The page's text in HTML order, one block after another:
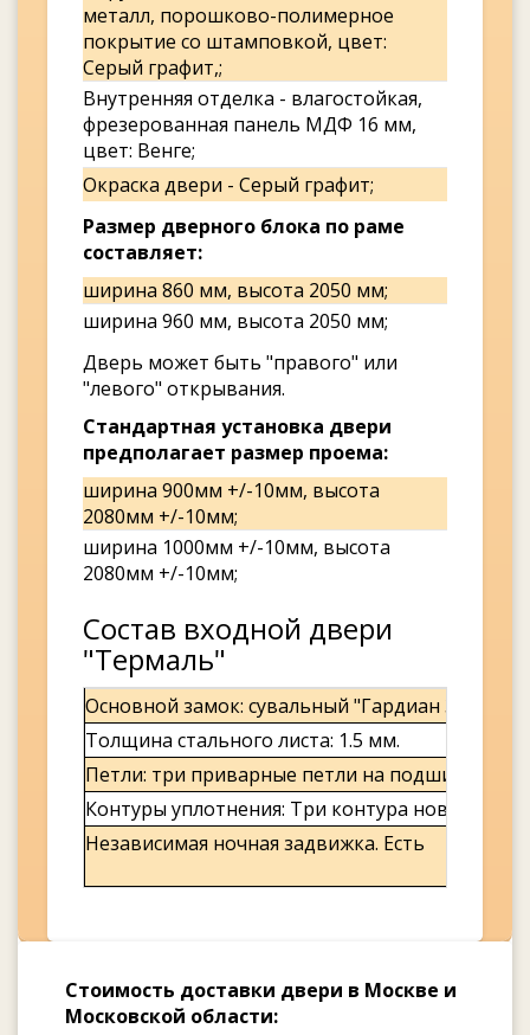
металл, порошково-полимерное
покрытие со штамповкой, цвет:
Серый графит,;
Внутренняя отделка - влагостойкая,
фрезерованная панель МДФ 16 мм,
цвет: Венге;
Окраска двери - Серый графит;
Размер дверного блока по раме
составляет:
ширина 860 мм, высота 2050 мм;
ширина 960 мм, высота 2050 мм;
Дверь может быть "правого" или
"левого" открывания.
Стандартная установка двери
предполагает размер проема:
ширина 900мм +/-10мм, высота
2080мм +/-10мм;
ширина 1000мм +/-10мм, высота
2080мм +/-10мм;
Состав входной двери
"Термаль"
Основной замок: сувальный "Гардиан 30.11".
Толщина стального листа: 1.5 мм.
Петли: три приварные петли на подшипниках.
Контуры уплотнения: Три контура нового
Независимая ночная задвижка. Есть
Стоимость доставки двери в Москве и
Московской области: